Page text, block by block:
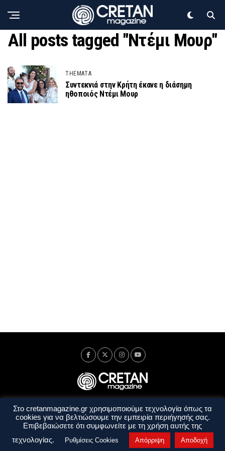
All posts tagged "Ντέμι Μουρ"
THEMATA
Συντεκνιά στην Κρήτη έκανε η διάσημη
ηθοποιός Ντέμι Μουρ
Ταυτότητα Πολιτική Απορρήτου
Όροι Χρήσης
Όροι και Προϋποθέσεις
Στο cretanmagazine.gr χρησιμοποιούμε τεχνολογία όπως τα
cookies για να βελτιώσουμε την εμπειρία περιήγησής σας.
Επιβεβαιώσετε ότι συμφωνείτε με τη χρήση αυτής της
τεχνολογίας.
Ρυθμίσεις Cookies Απόρριψη Αποδοχή